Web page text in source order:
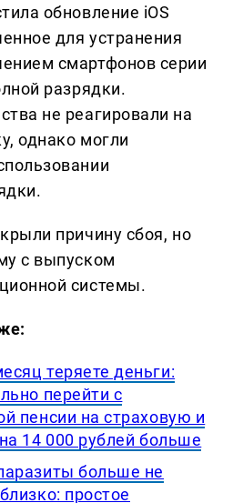
обновление iOS
для устранения
смартфонов серии
разрядки.
не реагировали на
однако могли
причину сбоя, но
с выпуском
системы.
теряете деньги:
перейти с
пенсии на страховую и
14 000 рублей больше
больше не
простое